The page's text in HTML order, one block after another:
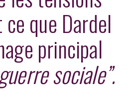
que Dardel
principal
sociale”.